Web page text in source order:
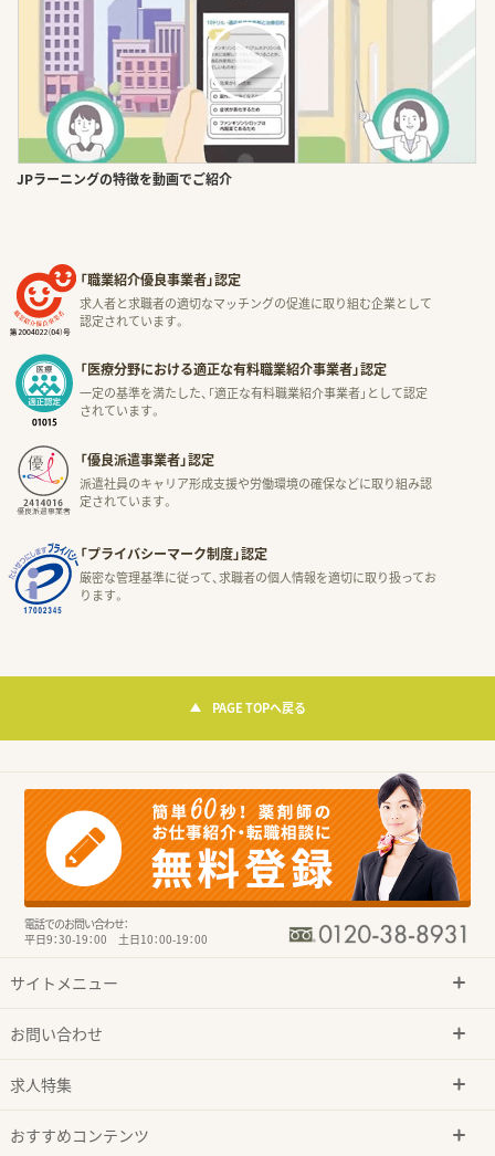
JPラーニングの特徴を動画でご紹介
「職業紹介優良事業者」認定
求人者と求職者の適切なマッチングの促進に取り組む企業として
認定されています。
「医療分野における適正な有料職業紹介事業者」認定
一定の基準を満たした、「適正な有料職業紹介事業者」として認定
されています。
「優良派遣事業者」認定
派遣社員のキャリア形成支援や労働環境の確保などに取り組み認
定されています。
「プライバシーマーク制度」認定
厳密な管理基準に従って、求職者の個人情報を適切に取り扱ってお
ります。
PAGE TOPへ戻る
電話でのお問い合わせ：
平日9：30-19：00 土日10：00-19：00
サイトメニュー
お問い合わせ
求人特集
おすすめコンテンツ